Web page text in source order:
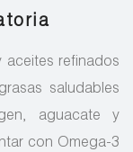
aceites refinados
saludables
aguacate y
con Omega-3